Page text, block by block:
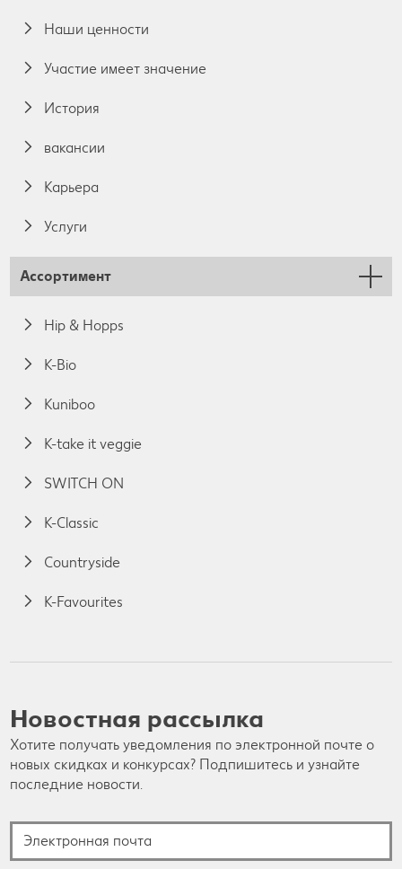
Наши ценности
Участие имеет значение
История
вакансии
Карьера
Услуги
Ассортимент
Hip & Hopps
K-Bio
Kuniboo
K-take it veggie
SWITCH ON
K-Classic
Countryside
K-Favourites
Новостная рассылка
Хотите получать уведомления по электронной почте о
новых скидках и конкурсах? Подпишитесь и узнайте
последние новости.